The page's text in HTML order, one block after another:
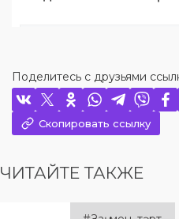
Поделитесь с друзьями
Скопировать ссылку
ЧИТАЙТЕ ТАКЖЕ